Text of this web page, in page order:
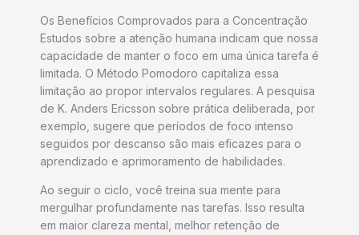
Os Benefícios Comprovados para a Concentração
Estudos sobre a atenção humana indicam que nossa
capacidade de manter o foco em uma única tarefa é
limitada. O Método Pomodoro capitaliza essa
limitação ao propor intervalos regulares. A pesquisa
de K. Anders Ericsson sobre prática deliberada, por
exemplo, sugere que períodos de foco intenso
seguidos por descanso são mais eficazes para o
aprendizado e aprimoramento de habilidades.
Ao seguir o ciclo, você treina sua mente para
mergulhar profundamente nas tarefas. Isso resulta
em maior clareza mental, melhor retenção de